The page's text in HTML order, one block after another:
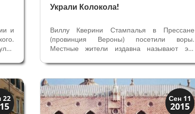
и
22
Украли Колокола!
Виллу Кверини Стампалья в Прессане
(провинция Вероны) посетили воры.
Местные жители издавна называют эту
господском особняке - главном здании
привлекли не произведения искусств на
вилле, а...
Сен 11
2015
Династии